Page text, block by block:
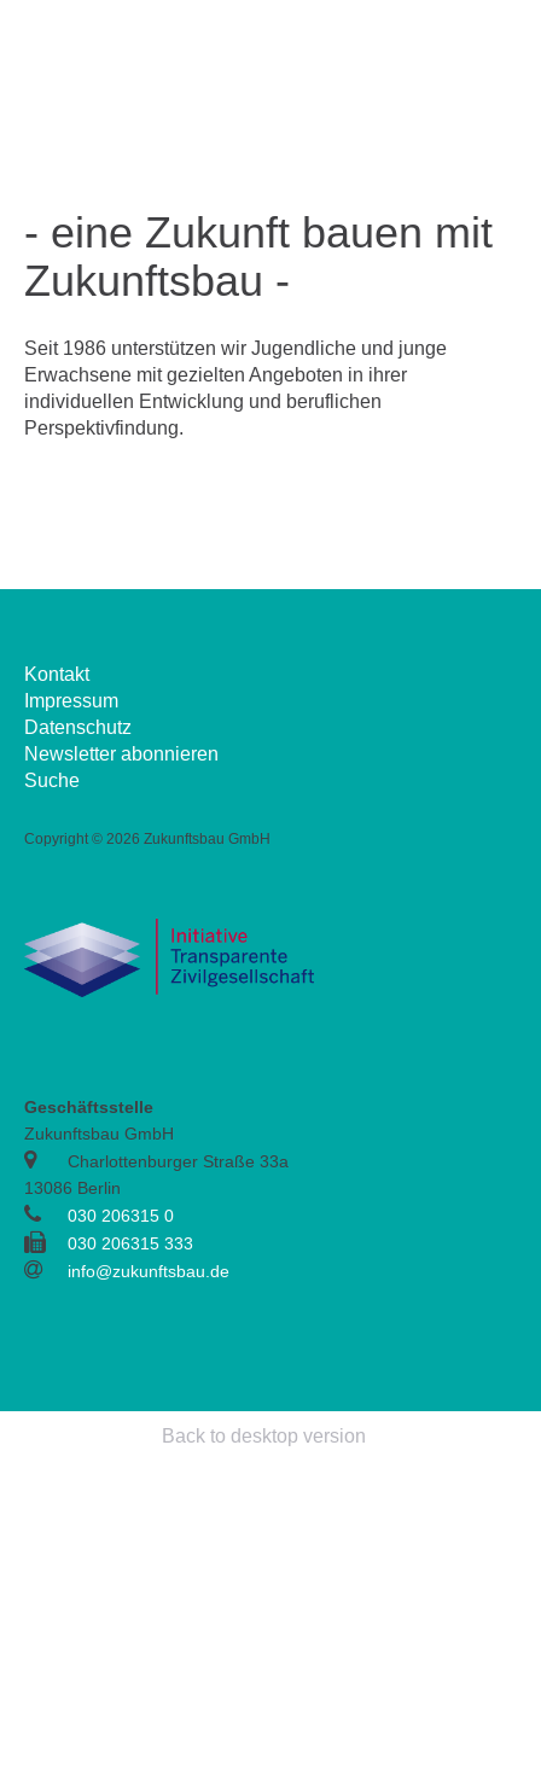
- eine Zukunft bauen mit
Zukunftsbau -
Seit 1986 unterstützen wir Jugendliche und junge
Erwachsene mit gezielten Angeboten in ihrer
individuellen Entwicklung und beruflichen
Perspektivfindung.
Kontakt
Impressum
Datenschutz
Newsletter abonnieren
Suche
Copyright © 2026 Zukunftsbau GmbH
Geschäftsstelle
Zukunftsbau GmbH
Charlottenburger Straße 33a
13086 Berlin
030 206315 0
030 206315 333
info@zukunftsbau.de
Back to desktop version